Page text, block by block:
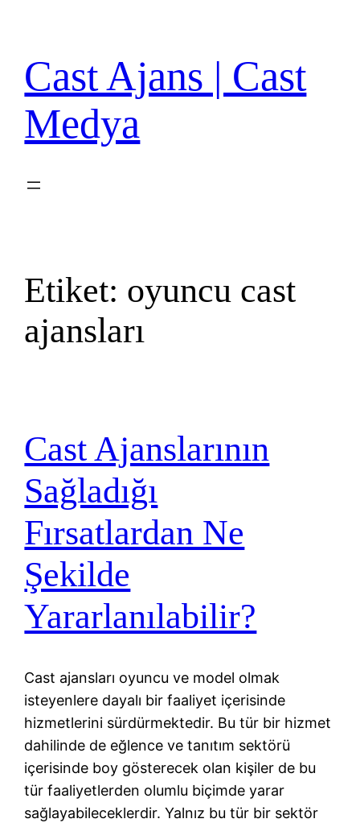
Cast Ajans | Cast
Medya
Etiket: oyuncu cast
ajansları
Cast Ajanslarının
Sağladığı
Fırsatlardan Ne
Şekilde
Yararlanılabilir?
Cast ajansları oyuncu ve model olmak
isteyenlere dayalı bir faaliyet içerisinde
hizmetlerini sürdürmektedir. Bu tür bir hizmet
dahilinde de eğlence ve tanıtım sektörü
içerisinde boy gösterecek olan kişiler de bu
tür faaliyetlerden olumlu biçimde yarar
sağlayabileceklerdir. Yalnız bu tür bir sektör